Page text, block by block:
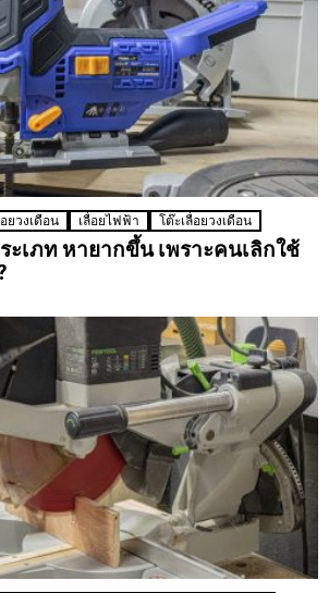
อยวงเดือน เลื่อยไฟฟ้า โต๊ะเลื่อยวงเดือน
ะเภท หายากขึ้น เพราะคนเลิกใช้